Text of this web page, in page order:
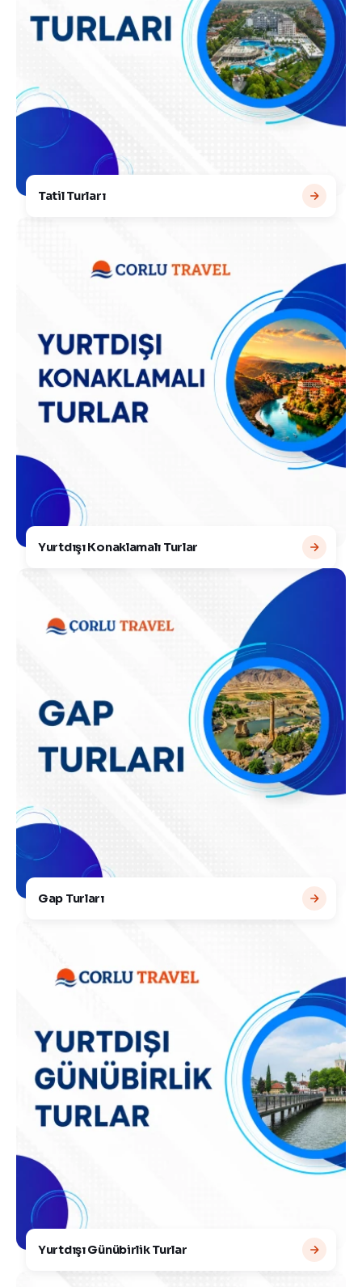
Tatil Turları
Yurtdışı Konaklamalı Turlar
Gap Turları
Yurtdışı Günübirlik Turlar